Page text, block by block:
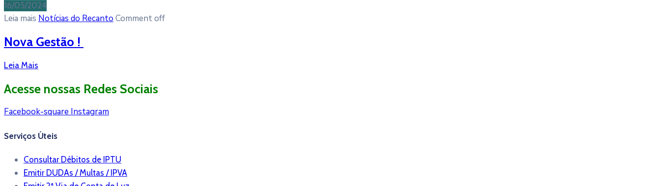
16/05/2024
Leia mais Notícias do Recanto Comment off
Nova Gestão !
Leia Mais
Acesse nossas Redes Sociais
Facebook-square Instagram
Serviços Úteis
Consultar Débitos de IPTU
Emitir DUDAs / Multas / IPVA